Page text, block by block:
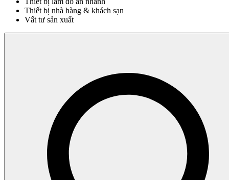
Thiết bị nhà hàng & khách sạn
Vất tư sản xuất